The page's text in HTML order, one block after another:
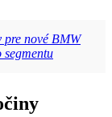
pre nové BMW